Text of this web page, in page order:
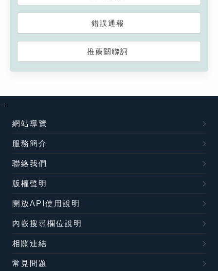
錯誤通報
推薦關聯詞
:::
網站導覽
服務簡介
聯絡我們
版權聲明
開放API使用說明
內嵌搜尋欄位說明
相關連結
常見問題